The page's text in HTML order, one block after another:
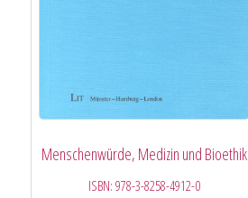
Menschenwürde, Medizin und Bioethik
ISBN:978-3-8258-4912-0